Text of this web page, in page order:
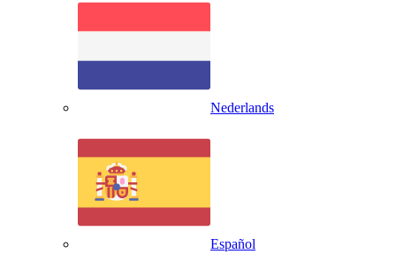
Nederlands
Español